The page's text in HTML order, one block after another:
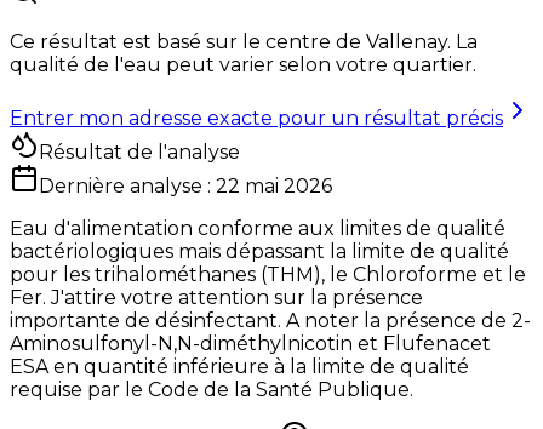
Ce résultat est basé sur le centre de Vallenay. La
qualité de l'eau peut varier selon votre quartier.
Entrer mon adresse exacte pour un résultat précis
Résultat de l'analyse
Dernière analyse : 22 mai 2026
Eau d'alimentation conforme aux limites de qualité
bactériologiques mais dépassant la limite de qualité
pour les trihalométhanes (THM), le Chloroforme et le
Fer. J'attire votre attention sur la présence
importante de désinfectant. A noter la présence de 2-
Aminosulfonyl-N,N-diméthylnicotin et Flufenacet
ESA en quantité inférieure à la limite de qualité
requise par le Code de la Santé Publique.